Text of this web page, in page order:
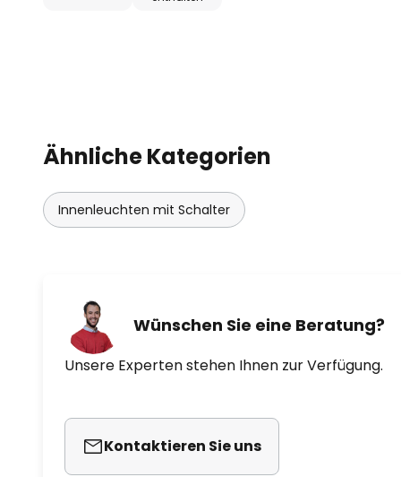
Ähnliche Kategorien
Innenleuchten mit Schalter
Wünschen Sie eine Beratung?
Unsere Experten stehen Ihnen zur Verfügung.
Kontaktieren Sie uns